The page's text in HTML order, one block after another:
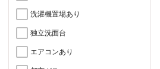
洗濯機置場あり
独立洗面台
エアコンあり